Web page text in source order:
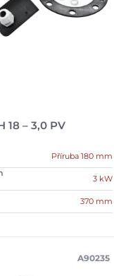
18 – 3,0 PV
Příruba 180 mm
3 kW
370 mm
A90235